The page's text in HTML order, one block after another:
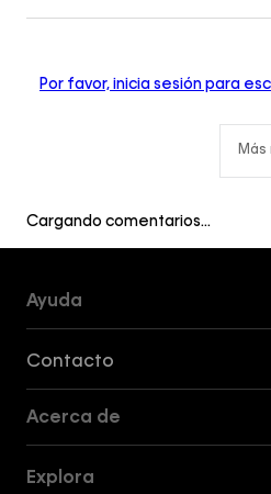
Por favor, inicia sesión para
Más
Cargando comentarios…
Ayuda
Contacto
Acerca de
Explora